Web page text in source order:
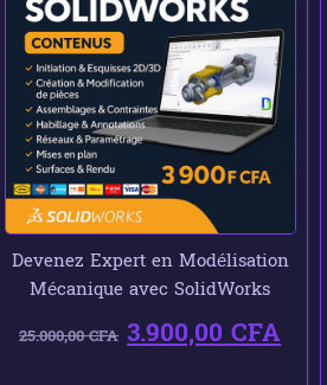
Devenez Expert en Modélisation
Mécanique avec SolidWorks
25.000,00CFA 3.900,00CFA